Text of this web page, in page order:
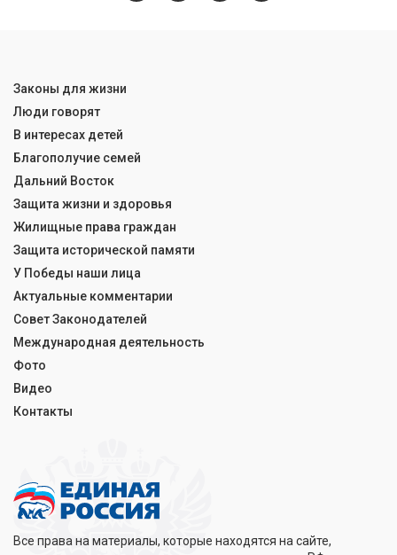
Все права на материалы, которые находятся на сайте,
Законы для жизни
Люди говорят
В интересах детей
Благополучие семей
Дальний Восток
Защита жизни и здоровья
Жилищные права граждан
Защита исторической памяти
У Победы наши лица
Актуальные комментарии
Совет Законодателей
Международная деятельность
Фото
Видео
Контакты